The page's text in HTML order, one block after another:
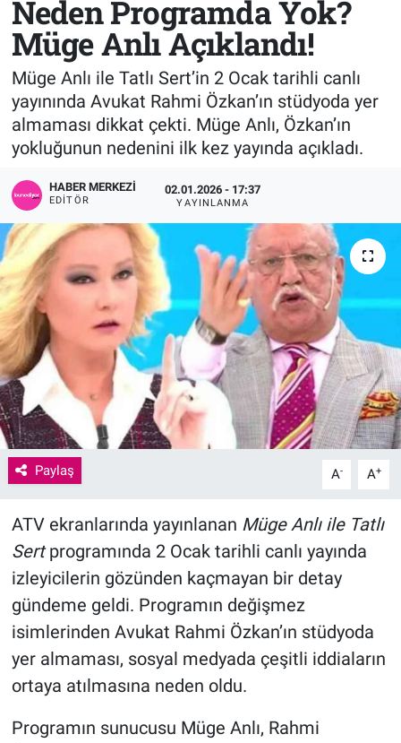
Neden Programda Yok?
Müge Anlı Açıklandı!
Müge Anlı ile Tatlı Sert’in 2 Ocak tarihli canlı
yayınında Avukat Rahmi Özkan’ın stüdyoda yer
almaması dikkat çekti. Müge Anlı, Özkan’ın
yokluğunun nedenini ilk kez yayında açıkladı.
HABER MERKEZI
EDITÖR
02.01.2026 - 17:37
YAYINLANMA
Paylaş A- A+
ATV ekranlarında yayınlanan Müge Anlı ile Tatlı
Sertprogramında 2 Ocak tarihli canlı yayında
izleyicilerin gözünden kaçmayan bir detay
gündeme geldi. Programın değişmez
isimlerinden Avukat Rahmi Özkan’ın stüdyoda
yer almaması, sosyal medyada çeşitli iddiaların
ortaya atılmasına neden oldu.
Programın sunucusu Müge Anlı, Rahmi
Sağlık
Spor
Teknoloji
KÜLTÜR SANAT